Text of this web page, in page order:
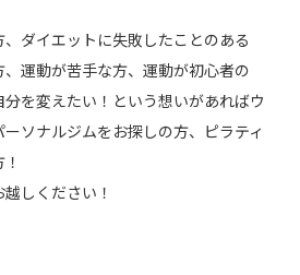
ダイエットに失敗したことのある
運動が苦手な方、運動が初心者の
を変えたい！という想いがあればウ
ソナルジムをお探しの方、ピラティ
しください！